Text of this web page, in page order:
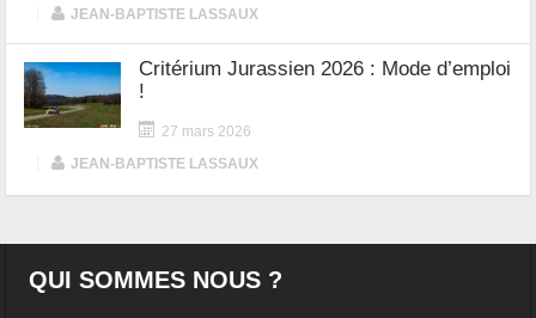
JEAN-BAPTISTE LASSAUX
Critérium Jurassien 2026 : Mode d’emploi
!
27 mars 2026
JEAN-BAPTISTE LASSAUX
QUI SOMMES NOUS ?